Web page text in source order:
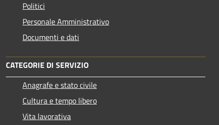
Politici
Personale Amministrativo
Documenti e dati
CATEGORIE DI SERVIZIO
Anagrafe e stato civile
Cultura e tempo libero
Vita lavorativa